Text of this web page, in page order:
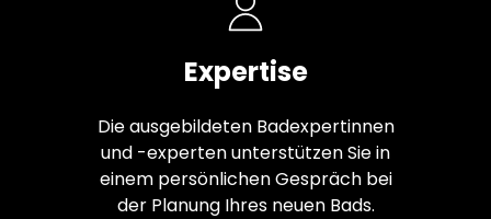
Expertise
Die ausgebildeten Badexpertinnen
und -experten unterstützen Sie in
einem persönlichen Gespräch bei
der Planung Ihres neuen Bads.